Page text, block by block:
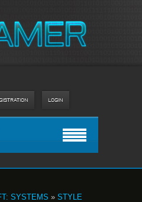
LOGIN
SYSTEMS » STYLE